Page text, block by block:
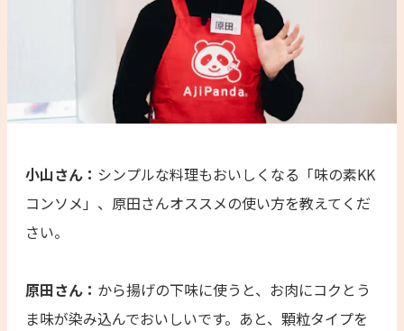
小山さん： シンプルな料理もおいしくなる「味の素KK
コンソメ」、原田さんオススメの使い方を教えてくだ
さい。
原田さん： から揚げの下味に使うと、お肉にコクとう
ま味が染み込んでおいしいです。あと、顆粒タイプを